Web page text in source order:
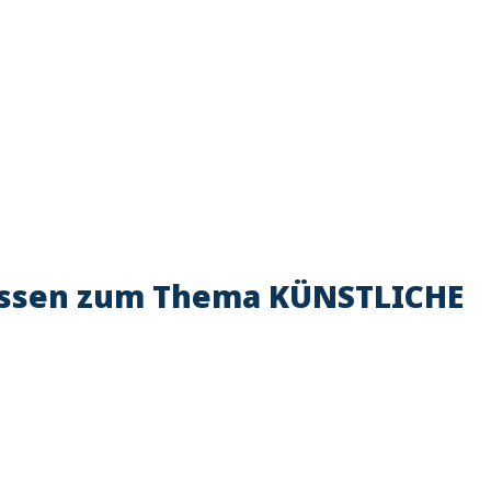
Thema KÜNSTLICHE
zum Thema KÜNSTLICHE